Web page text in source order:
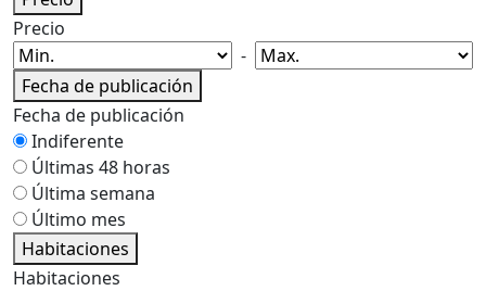
Precio
-
Fecha de publicación
Fecha de publicación
Indiferente
Últimas 48 horas
Última semana
Último mes
Habitaciones
Habitaciones